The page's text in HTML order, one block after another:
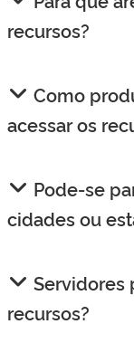
recursos?
Como
acessar os
Pode-se
cidades ou
Servidores
recursos?